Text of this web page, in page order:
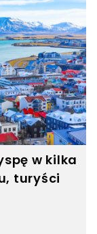
w kilka
turyści